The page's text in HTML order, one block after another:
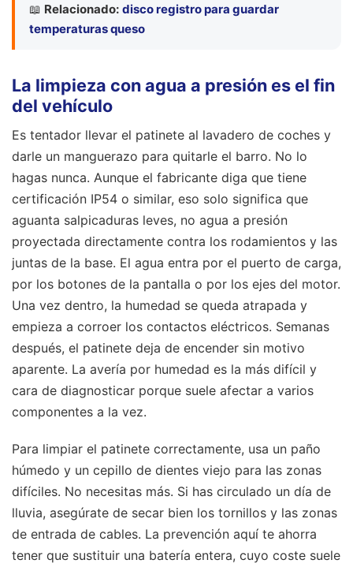
📖 Relacionado: disco registro para guardar
temperaturas queso
La limpieza con agua a presión es el fin
del vehículo
Es tentador llevar el patinete al lavadero de coches y
darle un manguerazo para quitarle el barro. No lo
hagas nunca. Aunque el fabricante diga que tiene
certificación IP54 o similar, eso solo significa que
aguanta salpicaduras leves, no agua a presión
proyectada directamente contra los rodamientos y las
juntas de la base. El agua entra por el puerto de carga,
por los botones de la pantalla o por los ejes del motor.
Una vez dentro, la humedad se queda atrapada y
empieza a corroer los contactos eléctricos. Semanas
después, el patinete deja de encender sin motivo
aparente. La avería por humedad es la más difícil y
cara de diagnosticar porque suele afectar a varios
componentes a la vez.
Para limpiar el patinete correctamente, usa un paño
húmedo y un cepillo de dientes viejo para las zonas
difíciles. No necesitas más. Si has circulado un día de
lluvia, asegúrate de secar bien los tornillos y las zonas
de entrada de cables. La prevención aquí te ahorra
tener que sustituir una batería entera, cuyo coste suele